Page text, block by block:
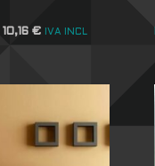
10,16 € IVA INCL